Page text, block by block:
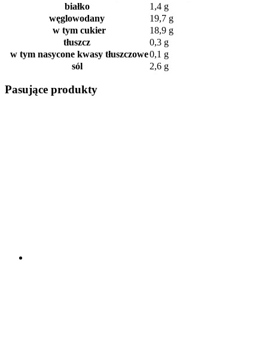
białko
1,4 g
węglowodany
19,7 g
w tym cukier
18,9 g
tłuszcz
0,3 g
w tym nasycone kwasy tłuszczowe0,1 g
sól
2,6 g
Pasujące produkty